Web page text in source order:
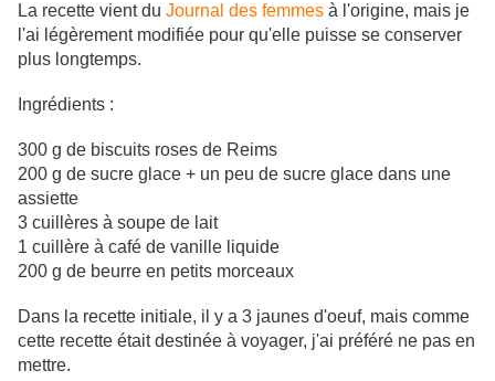
La recette vient du Journal des femmes à l'origine, mais je
l'ai légèrement modifiée pour qu'elle puisse se conserver
plus longtemps.
Ingrédients :
300 g de biscuits roses de Reims
200 g de sucre glace + un peu de sucre glace dans une
assiette
3 cuillères à soupe de lait
1 cuillère à café de vanille liquide
200 g de beurre en petits morceaux
Dans la recette initiale, il y a 3 jaunes d'oeuf, mais comme
cette recette était destinée à voyager, j'ai préféré ne pas en
mettre.